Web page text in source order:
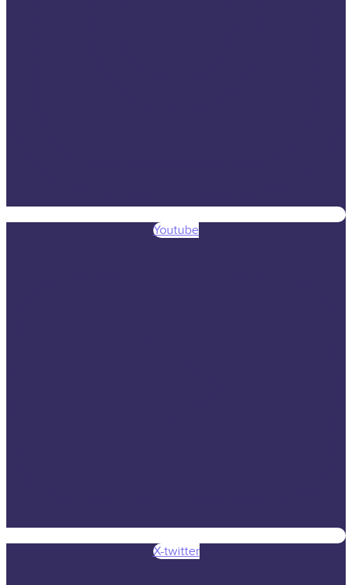
Youtube
X-twitter